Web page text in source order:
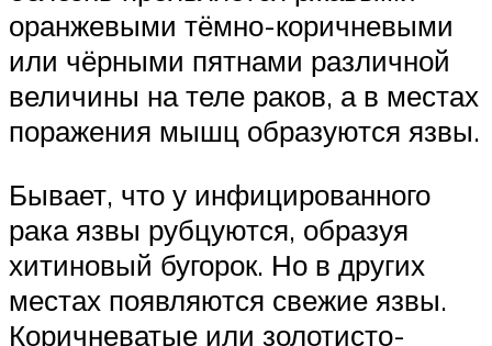
оранжевыми тёмно-коричневыми
или чёрными пятнами различной
величины на теле раков, а в местах
поражения мышц образуются язвы.
Бывает, что у инфицированного
рака язвы рубцуются, образуя
хитиновый бугорок. Но в других
местах появляются свежие язвы.
Коричневатые или золотисто-